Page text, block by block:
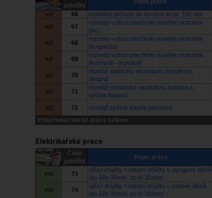
položky
Popis práce
vzt
66 vysekání průrazu do komína do pr. 150 mm
vzt
67
rozvody vzduchotechniky kulatým potrubím
(wc)
vzt 68
rozvody vzduchotechniky kulatým potrubím
(koupelna)
vzt 69
rozvody vzduchotechniky kulatým potrubím
(kuchyně - digestoř)
vzt 70
montáž axiálního ventilátoru (nástěnný,
stropní)
vzt 71
montáž radiálního ventilátoru (turbína s
vyšším tlakem)
vzt 72 montáž zpětné klapky plechové
Vzduchotechnické práce celkem
Elektrikářské práce
Číslo
položky
Popis práce
ele
73
výřez drážky + sekání drážky v ytongové stěně
(do šíře 30mm, do hl.30mm)
ele 74
výřez drážky + sekání drážky v cihlové stěně
(do šíře 30mm, do hl.30mm)